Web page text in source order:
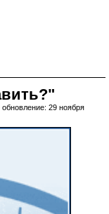
29 ноября